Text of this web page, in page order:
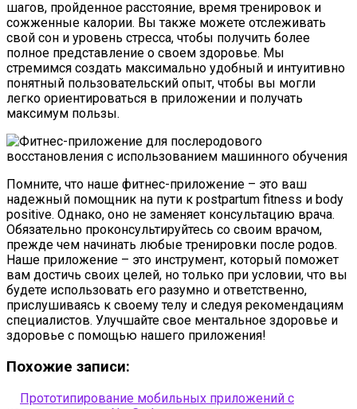
шагов, пройденное расстояние, время тренировок и
сожженные калории. Вы также можете отслеживать
свой сон и уровень стресса, чтобы получить более
полное представление о своем здоровье. Мы
стремимся создать максимально удобный и интуитивно
понятный пользовательский опыт, чтобы вы могли
легко ориентироваться в приложении и получать
максимум пользы.
Помните, что наше фитнес-приложение – это ваш
надежный помощник на пути к postpartum fitness и body
positive. Однако, оно не заменяет консультацию врача.
Обязательно проконсультируйтесь со своим врачом,
прежде чем начинать любые тренировки после родов.
Наше приложение – это инструмент, который поможет
вам достичь своих целей, но только при условии, что вы
будете использовать его разумно и ответственно,
прислушиваясь к своему телу и следуя рекомендациям
специалистов. Улучшайте свое ментальное здоровье и
здоровье с помощью нашего приложения!
Похожие записи:
Прототипирование мобильных приложений с